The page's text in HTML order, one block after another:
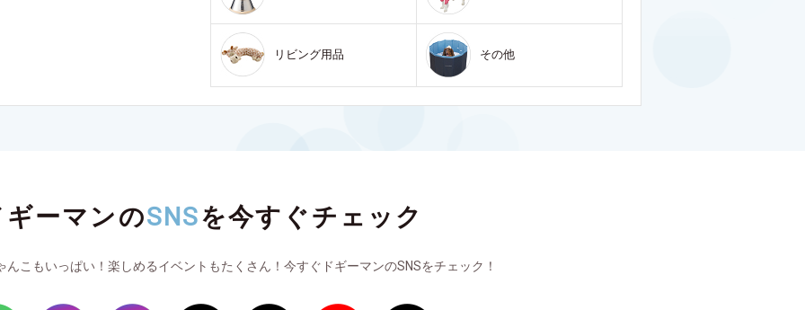
リビング用品 その他
ギーマンのSNSを今すぐチェック
んこもいっぱい！楽しめるイベントもたくさん！今すぐドギーマンのSNSをチェック！